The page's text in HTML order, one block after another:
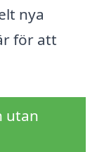
nya
för att
utan